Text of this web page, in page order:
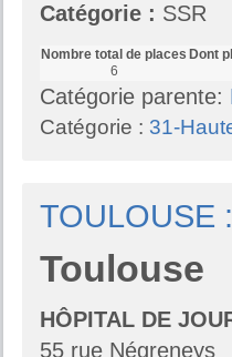
Catégorie : SSR
Nombre total de places
6
Dont
Catégorie parente:
Catégorie : 31-
TOULOUSE
Toulouse
HÔPITAL DE
55 rue Négreneys